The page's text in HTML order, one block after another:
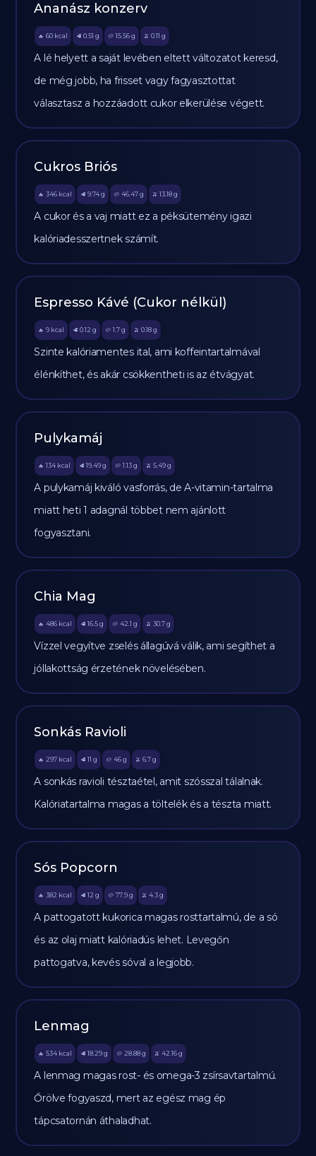
Ananász konzerv
🔥 60 kcal 🥩 0.51 g 🥔 15.56g 🫒 0.11 g
A lé helyett a saját levében eltett változatot keresd,
de még jobb, ha frisset vagy fagyasztottat
választasz a hozzáadott cukor elkerülése végett.
Cukros Briós
🔥 346 kcal 🥩 9.74 g 🥔 46.47g 🫒 13.18 g
A cukor és a vaj miatt ez a péksütemény igazi
kalóriadesszertnek számít.
Espresso Kávé (Cukor nélkül)
🔥 9 kcal 🥩 0.12 g 🥔 1.7g 🫒 0.18 g
Szinte kalóriamentes ital, ami koffeintartalmával
élénkíthet, és akár csökkentheti is az étvágyat.
Pulykamáj
🔥 134 kcal 🥩 19.49 g 🥔 1.13g 🫒 5.49 g
A pulykamáj kiváló vasforrás, de A-vitamin-tartalma
miatt heti 1 adagnál többet nem ajánlott
fogyasztani.
Chia Mag
🔥 486 kcal 🥩 16.5 g 🥔 42.1 g 🫒 30.7 g
Vízzel vegyítve zselés állagúvá válik, ami segíthet a
jóllakottság érzetének növelésében.
Sonkás Ravioli
🔥 297 kcal 🥩 11 g 🥔 46g 🫒 6.7 g
A sonkás ravioli tésztaétel, amit szósszal tálalnak.
Kalóriatartalma magas a töltelék és a tészta miatt.
Sós Popcorn
🔥 382 kcal 🥩 12 g 🥔 77.9g 🫒 4.3 g
A pattogatott kukorica magas rosttartalmú, de a só
és az olaj miatt kalóriadús lehet. Levegőn
pattogatva, kevés sóval a legjobb.
Lenmag
🔥 534 kcal 🥩 18.29 g 🥔 28.88g 🫒 42.16 g
A lenmag magas rost- és omega-3 zsírsavtartalmú.
Őrölve fogyaszd, mert az egész mag ép
tápcsatornán áthaladhat.